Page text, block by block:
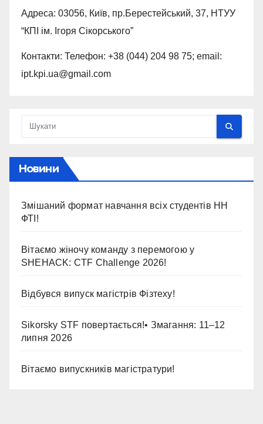
Адреса: 03056, Київ, пр.Берестейський, 37, НТУУ
“КПI ім. Ігоря Сікорського”
Контакти: Телефон: +38 (044) 204 98 75; email:
ipt.kpi.ua@gmail.com
Новини
Змішаний формат навчання всіх студентів НН
ФТІ!
Вітаємо жіночу команду з перемогою у
SHEHACK: CTF Challenge 2026!
Відбувся випуск магістрів Фізтеху!
Sikorsky STF повертається!• Змагання: 11–12
липня 2026
Вітаємо випускників магістратури!